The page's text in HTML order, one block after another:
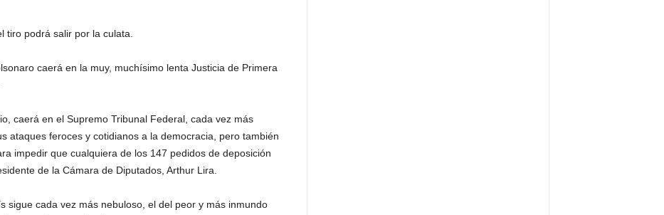
tiro podrá salir por la culata.
caerá en la muy, muchísimo lenta Justicia de Primera
caerá en el Supremo Tribunal Federal, cada vez más
ataques feroces y cotidianos a la democracia, pero también
impedir que cualquiera de los 147 pedidos de deposición
de la Cámara de Diputados, Arthur Lira.
sigue cada vez más nebuloso, el del peor y más inmundo